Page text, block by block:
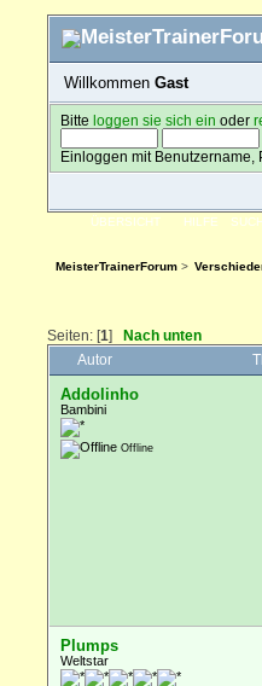
Willkommen Gast
Bitteloggen sie sich ein oder
Einloggen mit Benutzername,
ÜBERSICHT HILFE
MeisterTrainerForum>
Seiten: [1] Nach unten
Autor
Addolinho
Bambini
Offline
Plumps
Weltstar